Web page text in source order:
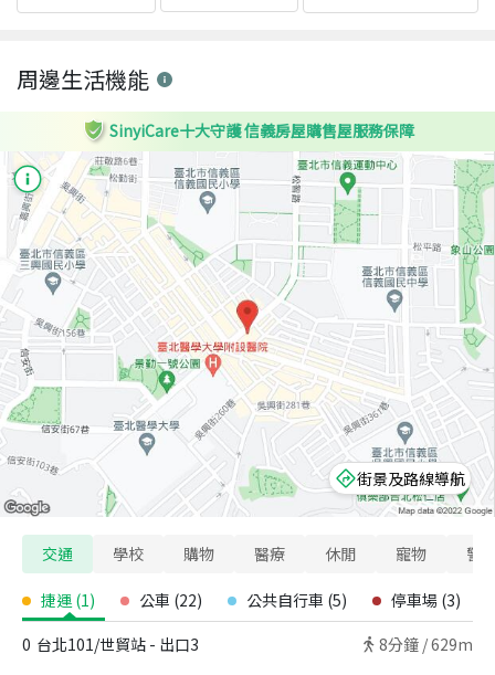
周邊生活機能
SinyiCare十大守護 信義房屋購售屋服務保障
街景及路線導航
交通 學校 購物 醫療 休閒 寵物 警
捷運 (1) 公車 (22) 公共自行車 (5) 停車場 (3)
0 台北101/世貿站 - 出口3 8分鐘 /629m